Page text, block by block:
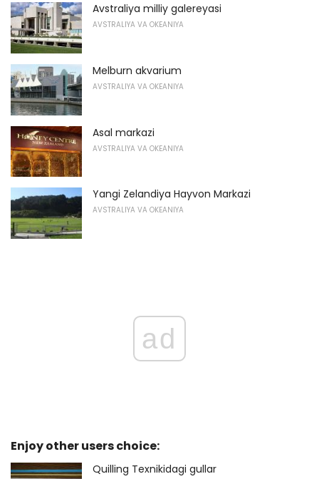
Avstraliya milliy galereyasi
AVSTRALIYA VA OKEANIYA
Melburn akvarium
AVSTRALIYA VA OKEANIYA
Asal markazi
AVSTRALIYA VA OKEANIYA
Yangi Zelandiya Hayvon Markazi
AVSTRALIYA VA OKEANIYA
ad
Enjoy other users choice:
Quilling Texnikidagi gullar